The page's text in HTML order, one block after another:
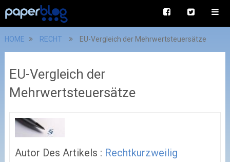
HOME RECHT EU-Vergleich der Mehrwertsteuersätze
EU-Vergleich der
Mehrwertsteuersätze
Autor Des Artikels : Rechtkurzweilig